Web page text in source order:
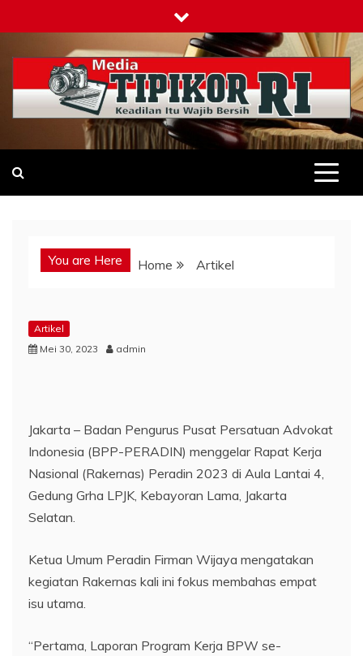
to
content
Tipikor-ri-online.my.id
Keadilan Itu Wajib Bersih
You are Here Home Artikel
Artikel
Mei 30, 2023
admin
Jakarta – Badan Pengurus Pusat Persatuan Advokat
Indonesia (BPP-PERADIN) menggelar Rapat Kerja
Nasional (Rakernas) Peradin 2023 di Aula Lantai 4,
Gedung Grha LPJK, Kebayoran Lama, Jakarta
Selatan.
Ketua Umum Peradin Firman Wijaya mengatakan
kegiatan Rakernas kali ini fokus membahas empat
isu utama.
“Pertama, Laporan Program Kerja BPW se-